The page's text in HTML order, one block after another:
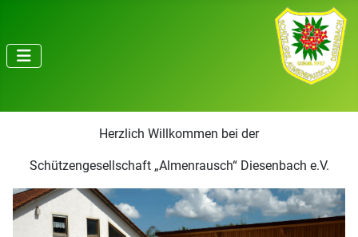
Herzlich Willkommen bei der
Schützengesellschaft „Almenrausch“ Diesenbach e.V.